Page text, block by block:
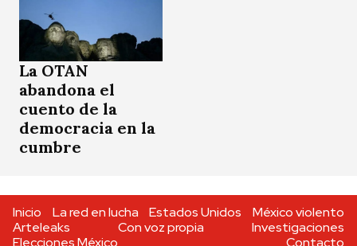
La OTAN
abandona el
cuento de la
democracia en la
cumbre
Inicio La red en lucha Estados Unidos
México violento
Arteleaks
Con voz propia
Investigaciones
Elecciones México
Contacto